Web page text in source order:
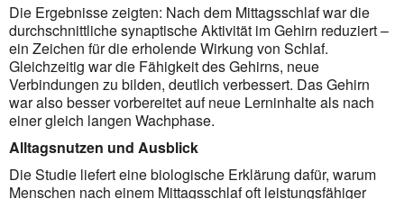
Die Ergebnisse zeigten: Nach dem Mittagsschlaf war die
durchschnittliche synaptische Aktivität im Gehirn reduziert –
ein Zeichen für die erholende Wirkung von Schlaf.
Gleichzeitig war die Fähigkeit des Gehirns, neue
Verbindungen zu bilden, deutlich verbessert. Das Gehirn
war also besser vorbereitet auf neue Lerninhalte als nach
einer gleich langen Wachphase.
Alltagsnutzen und Ausblick
Die Studie liefert eine biologische Erklärung dafür, warum
Menschen nach einem Mittagsschlaf oft leistungsfähiger